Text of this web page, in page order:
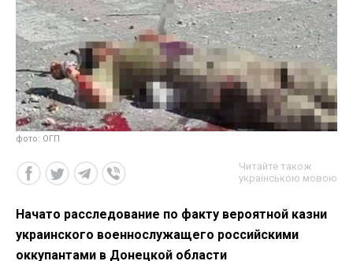
фото: ОГП
Читайте також
українською мовою
Начато расследование по факту вероятной казни
украинского военнослужащего российскими
оккупантами в Донецкой области